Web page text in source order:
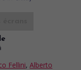
Fellini, Alberto